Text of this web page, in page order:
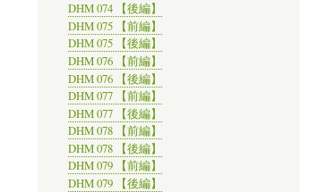
DHM 074 【後編】
DHM 075 【前編】
DHM 075 【後編】
DHM 076 【前編】
DHM 076 【後編】
DHM 077 【前編】
DHM 077 【後編】
DHM 078 【前編】
DHM 078 【後編】
DHM 079 【前編】
DHM 079 【後編】